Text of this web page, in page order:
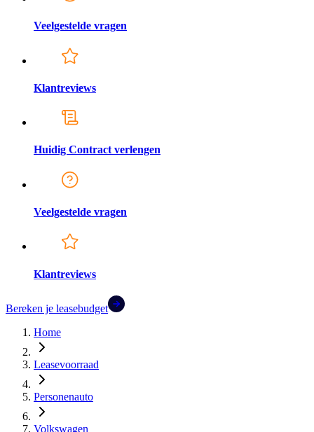
Veelgestelde vragen
Klantreviews
Huidig Contract verlengen
Veelgestelde vragen
Klantreviews
Bereken je leasebudget
Home
Leasevoorraad
Personenauto
Volkswagen